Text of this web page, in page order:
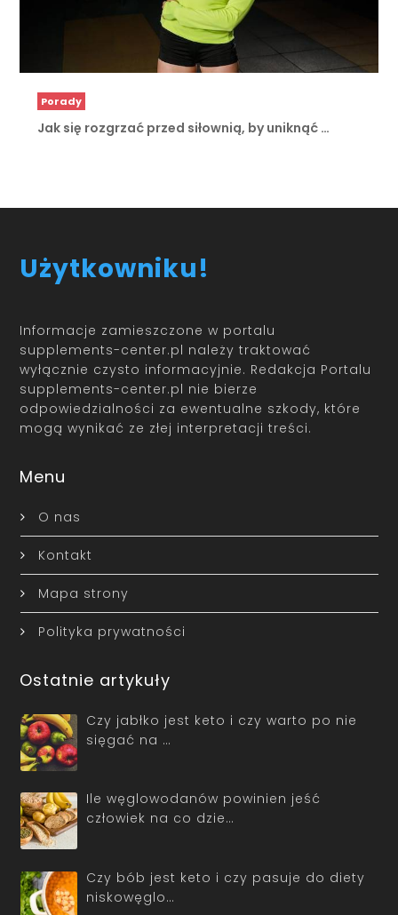
Porady
Jak się rozgrzać przed siłownią, by uniknąć …
Użytkowniku!
Informacje zamieszczone w portalu
supplements-center.pl należy traktować
wyłącznie czysto informacyjnie. Redakcja Portalu
supplements-center.pl nie bierze
odpowiedzialności za ewentualne szkody, które
mogą wynikać ze złej interpretacji treści.
Menu
O nas
Kontakt
Mapa strony
Polityka prywatności
Ostatnie artykuły
Czy jabłko jest keto i czy warto po nie
sięgać na …
Ile węglowodanów powinien jeść
człowiek na co dzie…
Czy bób jest keto i czy pasuje do diety
niskowęglo…